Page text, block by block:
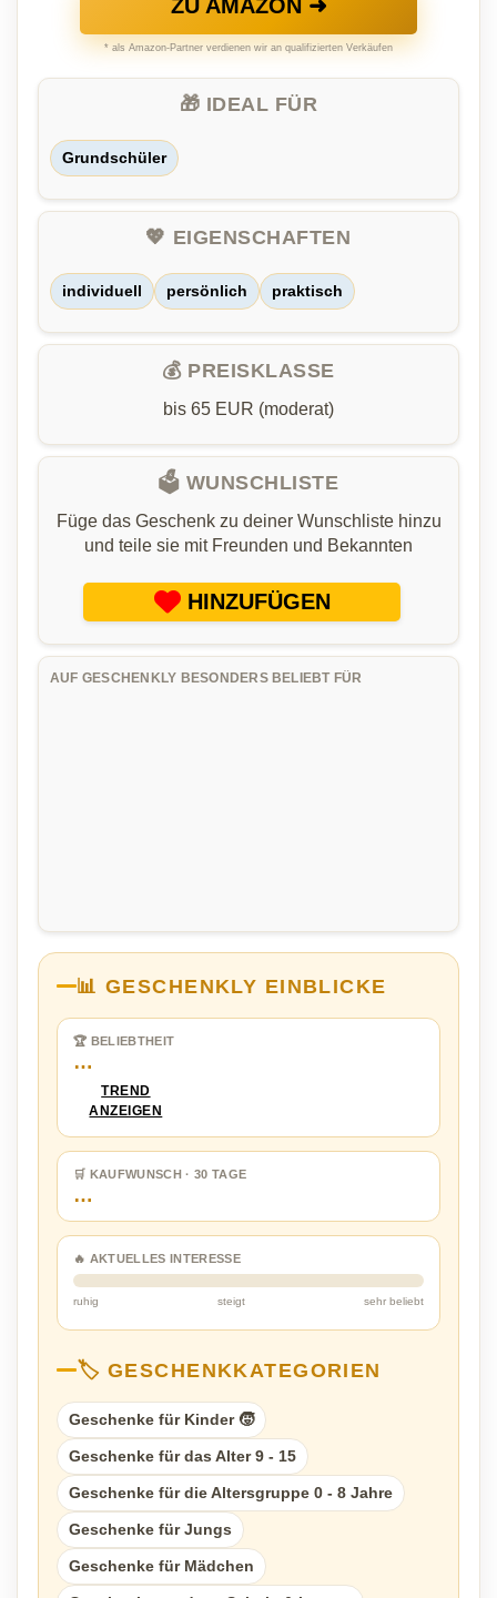
ZU AMAZON ➜
* als Amazon-Partner verdienen wir an qualifizierten Verkäufen
🎁 IDEAL FÜR
Grundschüler
💖 EIGENSCHAFTEN
individuell persönlich praktisch
💰 PREISKLASSE
bis 65 EUR (moderat)
🗳️ WUNSCHLISTE
Füge das Geschenk zu deiner Wunschliste hinzu
und teile sie mit Freunden und Bekannten
HINZUFÜGEN
AUF GESCHENKLY BESONDERS BELIEBT FÜR
📊 GESCHENKLY EINBLICKE
🏆 BELIEBTHEIT
…
TREND
ANZEIGEN
🛒 KAUFWUNSCH · 30 TAGE
…
🔥 AKTUELLES INTERESSE
ruhig steigt sehr beliebt
🏷️ GESCHENKKATEGORIEN
Geschenke für Kinder 🧒
Geschenke für das Alter 9 - 15
Geschenke für die Altersgruppe 0 - 8 Jahre
Geschenke für Jungs
Geschenke für Mädchen